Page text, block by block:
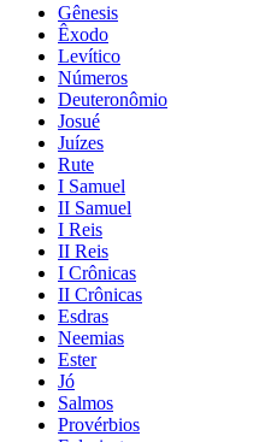
Gênesis
Êxodo
Levítico
Números
Deuteronômio
Josué
Juízes
Rute
I Samuel
II Samuel
I Reis
II Reis
I Crônicas
II Crônicas
Esdras
Neemias
Ester
Jó
Salmos
Provérbios